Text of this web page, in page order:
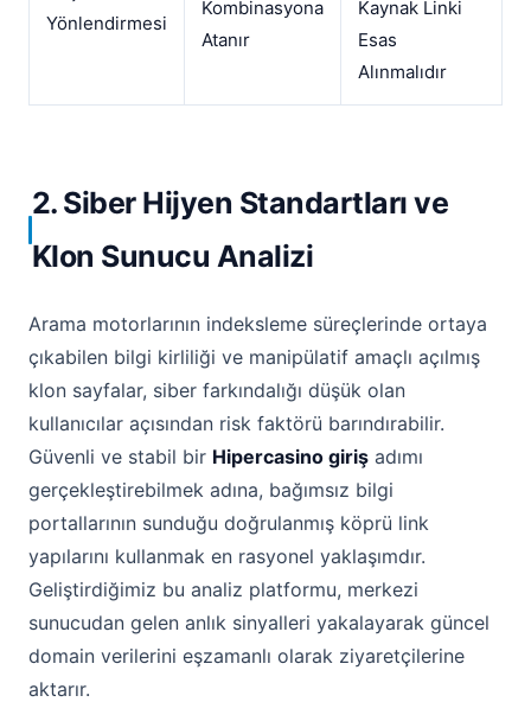
Yönlendirmesi
Kombinasyona
Atanır
Kaynak Linki
Esas
Alınmalıdır
2. Siber Hijyen Standartları ve
Klon Sunucu Analizi
Arama motorlarının indeksleme süreçlerinde ortaya
çıkabilen bilgi kirliliği ve manipülatif amaçlı açılmış
klon sayfalar, siber farkındalığı düşük olan
kullanıcılar açısından risk faktörü barındırabilir.
Güvenli ve stabil bir Hipercasino giriş adımı
gerçekleştirebilmek adına, bağımsız bilgi
portallarının sunduğu doğrulanmış köprü link
yapılarını kullanmak en rasyonel yaklaşımdır.
Geliştirdiğimiz bu analiz platformu, merkezi
sunucudan gelen anlık sinyalleri yakalayarak güncel
domain verilerini eşzamanlı olarak ziyaretçilerine
aktarır.